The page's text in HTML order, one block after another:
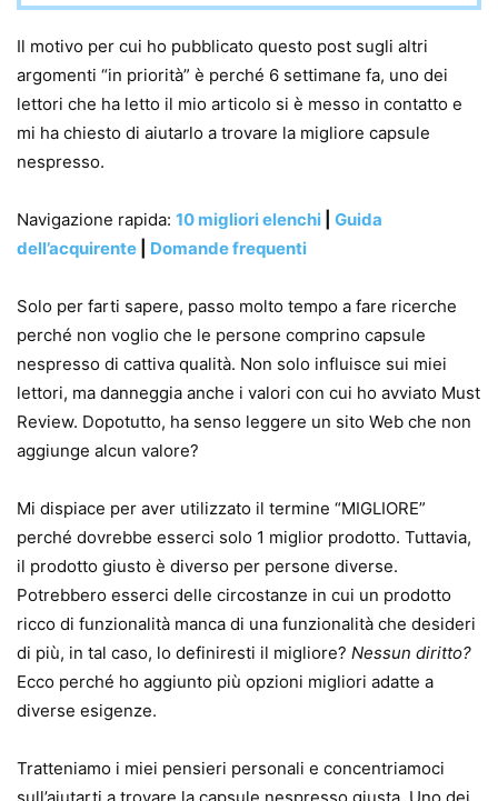
Il motivo per cui ho pubblicato questo post sugli altri
argomenti “in priorità” è perché 6 settimane fa, uno dei
lettori che ha letto il mio articolo si è messo in contatto e
mi ha chiesto di aiutarlo a trovare la migliore capsule
nespresso.
Navigazione rapida: 10 migliori elenchi
Guida
dell’acquirente
Domande frequenti
Solo per farti sapere, passo molto tempo a fare ricerche
perché non voglio che le persone comprino capsule
nespresso di cattiva qualità. Non solo influisce sui miei
lettori, ma danneggia anche i valori con cui ho avviato Must
Review. Dopotutto, ha senso leggere un sito Web che non
aggiunge alcun valore?
Mi dispiace per aver utilizzato il termine “MIGLIORE”
perché dovrebbe esserci solo 1 miglior prodotto. Tuttavia,
il prodotto giusto è diverso per persone diverse.
Potrebbero esserci delle circostanze in cui un prodotto
ricco di funzionalità manca di una funzionalità che desideri
di più, in tal caso, lo definiresti il ​​migliore? Nessun diritto?
Ecco perché ho aggiunto più opzioni migliori adatte a
diverse esigenze.
Tratteniamo i miei pensieri personali e concentriamoci